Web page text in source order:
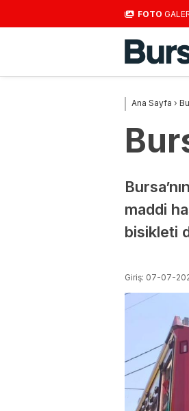
FOTO
Ana Sayfa ›
maddi
bisikleti
Giriş: 07-07-